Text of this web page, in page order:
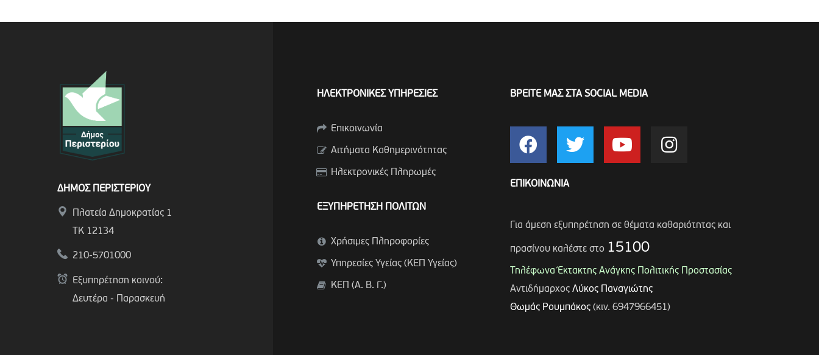
ΔΗΜΟΣ ΠΕΡΙΣΤΕΡΙΟΥ
Πλατεία Δημοκρατίας 1
ΤΚ 12134
210-5701000
Εξυπηρέτηση κοινού:
Δευτέρα - Παρασκευή
ΗΛΕΚΤΡΟΝΙΚΕΣ ΥΠΗΡΕΣΙΕΣ
Επικοινωνία
Αιτήματα Καθημερινότητας
Ηλεκτρονικές Πληρωμές
ΕΞΥΠΗΡΕΤΗΣΗ ΠΟΛΙΤΩΝ
Χρήσιμες Πληροφορίες
Υπηρεσίες Υγείας (ΚΕΠ Υγείας)
ΚΕΠ (Α. Β. Γ.)
ΒΡΕΙΤΕ ΜΑΣ ΣΤΑ SOCIAL MEDIA
ΕΠΙΚΟΙΝΩΝΙΑ
Για άμεση εξυπηρέτηση σε θέματα καθαριότητας και
πρασίνου καλέστε στο 15100
Τηλέφωνα Έκτακτης Ανάγκης Πολιτικής Προστασίας
Αντιδήμαρχος Λύκος Παναγιώτης
Θωμάς Ρουμπάκος(κιν. 6947966451)